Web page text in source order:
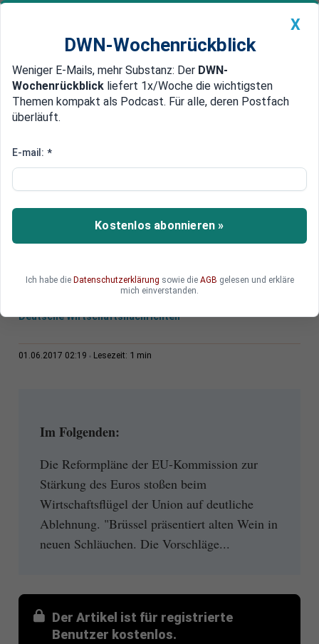
Newsticker MEIN DWN: Geldanlage Premium
Edelmetalle DWN-Magazin China
„Schuldenhaftung durch Hintertür“
Wirtschaftsflügel der Union
lehnt Euro-Pläne der EU ab
Der Wirtschaftsflügel der CDU lehnt die Euro-
Deutsche Wirtschaftsnachrichten
01.06.2017 02:19 Lesezeit: 1 min
Im Folgenden:
Die Reformpläne der EU-Kommission zur
Stärkung des Euros stoßen beim
Wirtschaftsflügel der Union auf deutliche
Ablehnung. "Brüssel präsentiert alten Wein in
neuen Schläuchen. Die Vorschläge...
Der Artikel ist für registrierte
Benutzer kostenlos.
X
DWN-Wochenrückblick
Weniger E-Mails, mehr Substanz: Der DWN-
Wochenrückblick liefert 1x/Woche die wichtigsten
Themen kompakt als Podcast. Für alle, deren Postfach
überläuft.
E-mail: *
Kostenlos abonnieren »
Ich habe die Datenschutzerklärung sowie die AGB gelesen und erkläre
mich einverstanden.